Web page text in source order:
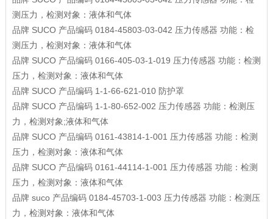
测压力，检测对象：液体和气体
品牌 SUCO 产品编码 0184-45803-03-042 压力传感器 功能：检
测压力，检测对象：液体和气体
品牌 SUCO 产品编码 0166-405-03-1-019 压力传感器 功能：检测
压力，检测对象：液体和气体
品牌 SUCO 产品编码 1-1-66-621-010 防护罩
品牌 SUCO 产品编码 1-1-80-652-002 压力传感器 功能：检测压
力，检测对象;液体和气体
品牌 SUCO 产品编码 0161-43814-1-001 压力传感器 功能：检测
压力，检测对象：液体和气体
品牌 SUCO 产品编码 0161-44114-1-001 压力传感器 功能：检测
压力，检测对象：液体和气体
品牌 suco 产品编码 0184-45703-1-003 压力传感器 功能：检测压
力，检测对象：液体和气体